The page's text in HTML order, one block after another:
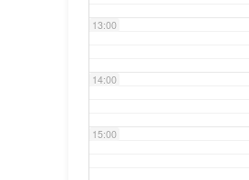
13:00
14:00
15:00